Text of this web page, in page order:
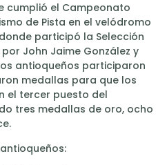
cumplió el Campeonato
de Pista en el velódromo
participó la Selección
John Jaime González y
antioqueños participaron
medallas para que los
el tercer puesto del
tres medallas de oro, ocho